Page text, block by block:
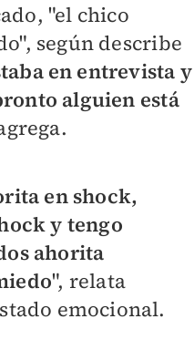
"el chico
según describe
en entrevista y
alguien está
en shock,
y tengo
ahorita
", relata
emocional.